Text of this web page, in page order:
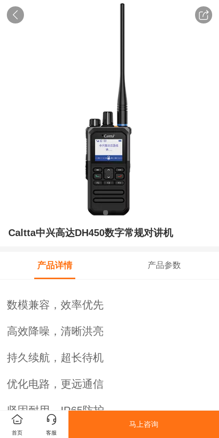
Caltta中兴高达DH450数字常规对讲机
产品详情 产品参数
数模兼容，效率优先
高效降噪，清晰洪亮
持久续航，超长待机
优化电路，更远通信
坚固耐用，IP65防护
首页 客服
马上咨询